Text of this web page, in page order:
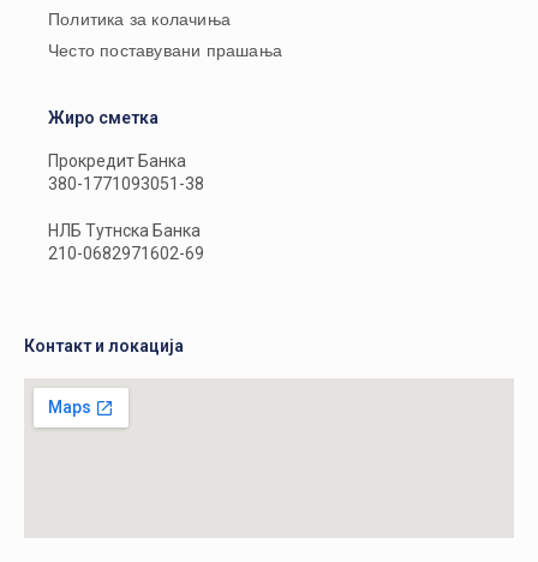
Политика за колачиња
Често поставувани прашања
Жиро сметка
Прокредит Банка
380-1771093051-38
НЛБ Тутнска Банка
210-0682971602-69
Контакт и локација